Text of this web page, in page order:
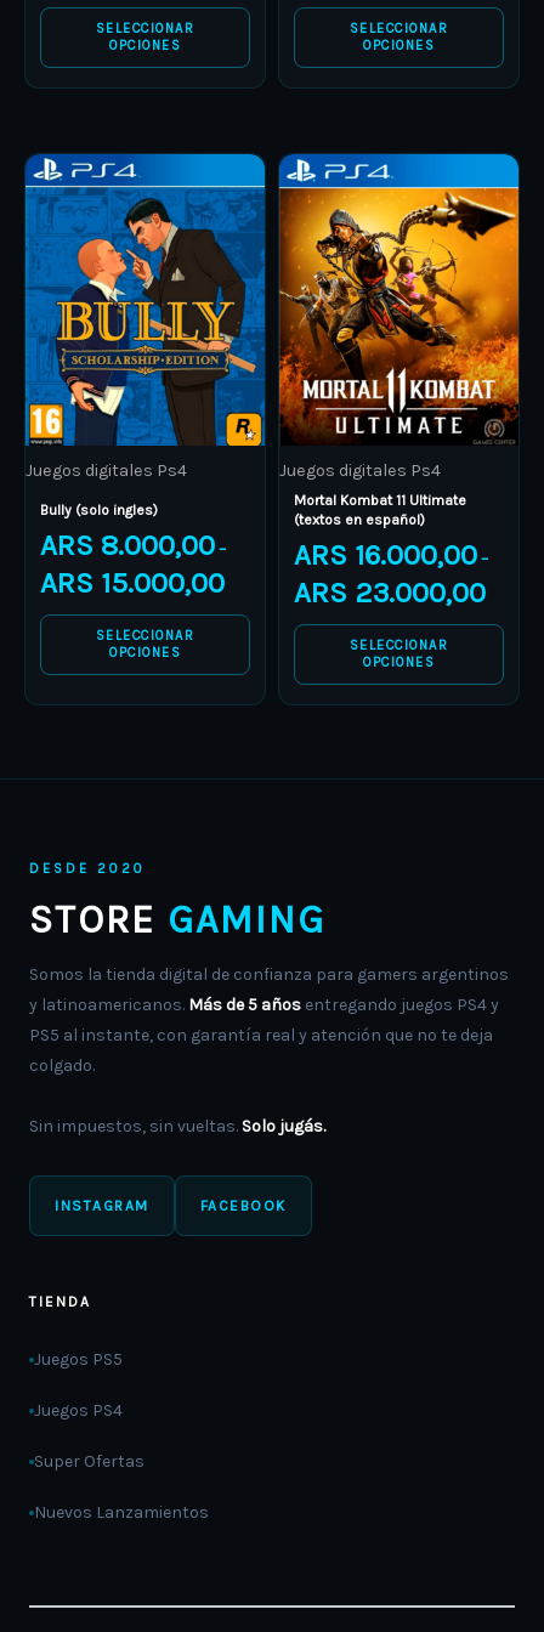
SELECCIONAR
OPCIONES
SELECCIONAR
OPCIONES
Juegos digitales Ps4
Bully (solo ingles)
ARS 8.000,00 –
ARS 15.000,00
ARS 8.000,00
through
ARS 15.000,00
SELECCIONAR
OPCIONES
This
product
has
multiple
variants.
The
options
may
be
chosen
on
the
product
page
Juegos digitales Ps4
Mortal Kombat 11 Ultimate
(textos en español)
ARS 16.000,00 –
ARS 23.000,00
Price
ARS
through
ARS
SELECCIONAR
OPCIONES
This
product
has
multiple
variants.
The
options
may
be
chosen
on
the
product
DESDE 2020
STORE GAMING
Somos la tienda digital de confianza para gamers argentinos
y latinoamericanos. Más de 5 años entregando juegos PS4 y
PS5 al instante, con garantía real y atención que no te deja
colgado.
Sin impuestos, sin vueltas. Solo jugás.
INSTAGRAM FACEBOOK
TIENDA
Juegos PS5
Juegos PS4
Super Ofertas
Nuevos Lanzamientos